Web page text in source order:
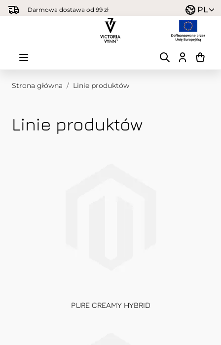
Przejdź do treści
Darmowa dostawa od 99 zł PL
Strona główna / Linie produktów
Linie produktów
PURE CREAMY HYBRID